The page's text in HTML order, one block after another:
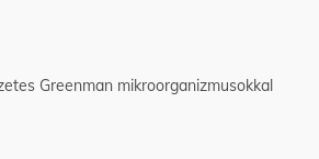
Greenman mikroorganizmusokkal